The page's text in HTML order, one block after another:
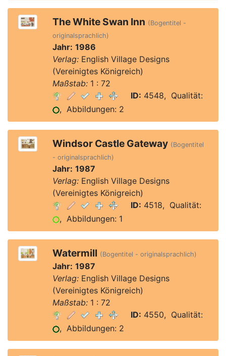
The White Swan Inn (Bogentitel -
originalsprachlich)
Jahr: 1986
Verlag:English Village Designs
(Vereinigtes Königreich)
Maßstab:1 : 72
ID: 4548, Qualität:
, Abbildungen: 2
Windsor Castle Gateway (Bogentitel
- originalsprachlich)
Jahr: 1987
Verlag:English Village Designs
(Vereinigtes Königreich)
ID: 4518, Qualität:
, Abbildungen: 1
Watermill (Bogentitel - originalsprachlich)
Jahr: 1987
Verlag:English Village Designs
(Vereinigtes Königreich)
Maßstab:1 : 72
ID: 4550, Qualität:
, Abbildungen: 2